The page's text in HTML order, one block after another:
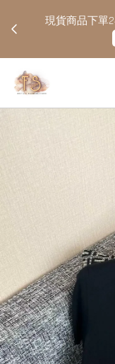
現貨商品下單